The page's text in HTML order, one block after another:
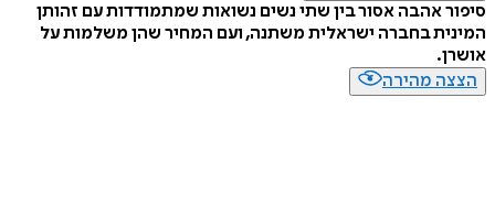
סיפור אהבה אסור בין שתי נשים נשואות שמתמודדות עם זהותן
המינית בחברה ישראלית משתנה, ועם המחיר שהן משלמות על
אושרן.
הצצה מהירה